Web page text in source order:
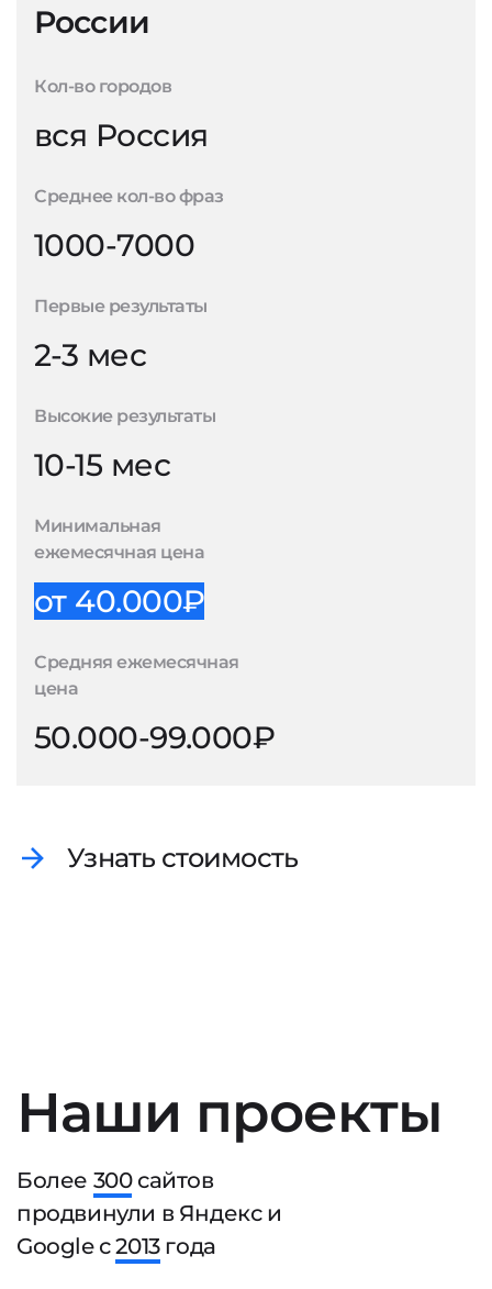
России
Кол-во городов
вся Россия
Среднее кол-во фраз
1000-7000
Первые результаты
2-3 мес
Высокие результаты
10-15 мес
Минимальная
ежемесячная цена
от 40.000₽
Средняя ежемесячная
цена
50.000-99.000₽
Узнать стоимость
Наши проекты
Более 300сайтов
продвинули в Яндекс и
Google с2013года